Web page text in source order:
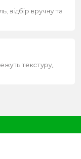
відбір вручну та
текстуру,